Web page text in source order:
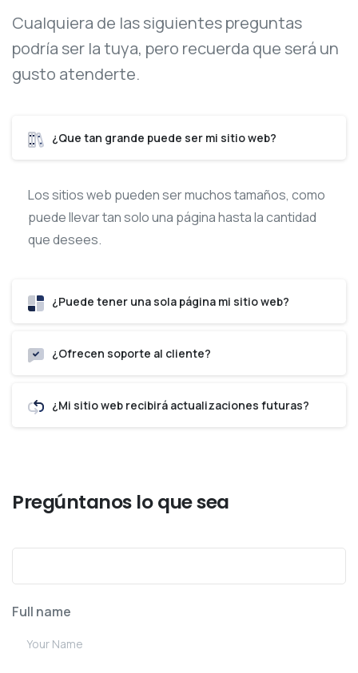
Cualquiera de las siguientes preguntas
podría ser la tuya, pero recuerda que será un
gusto atenderte.
¿Que tan grande puede ser mi sitio web?
Los sitios web pueden ser muchos tamaños, como
puede llevar tan solo una página hasta la cantidad
que desees.
¿Puede tener una sola página mi sitio web?
¿Ofrecen soporte al cliente?
¿Mi sitio web recibirá actualizaciones futuras?
Pregúntanos lo que sea
Full name